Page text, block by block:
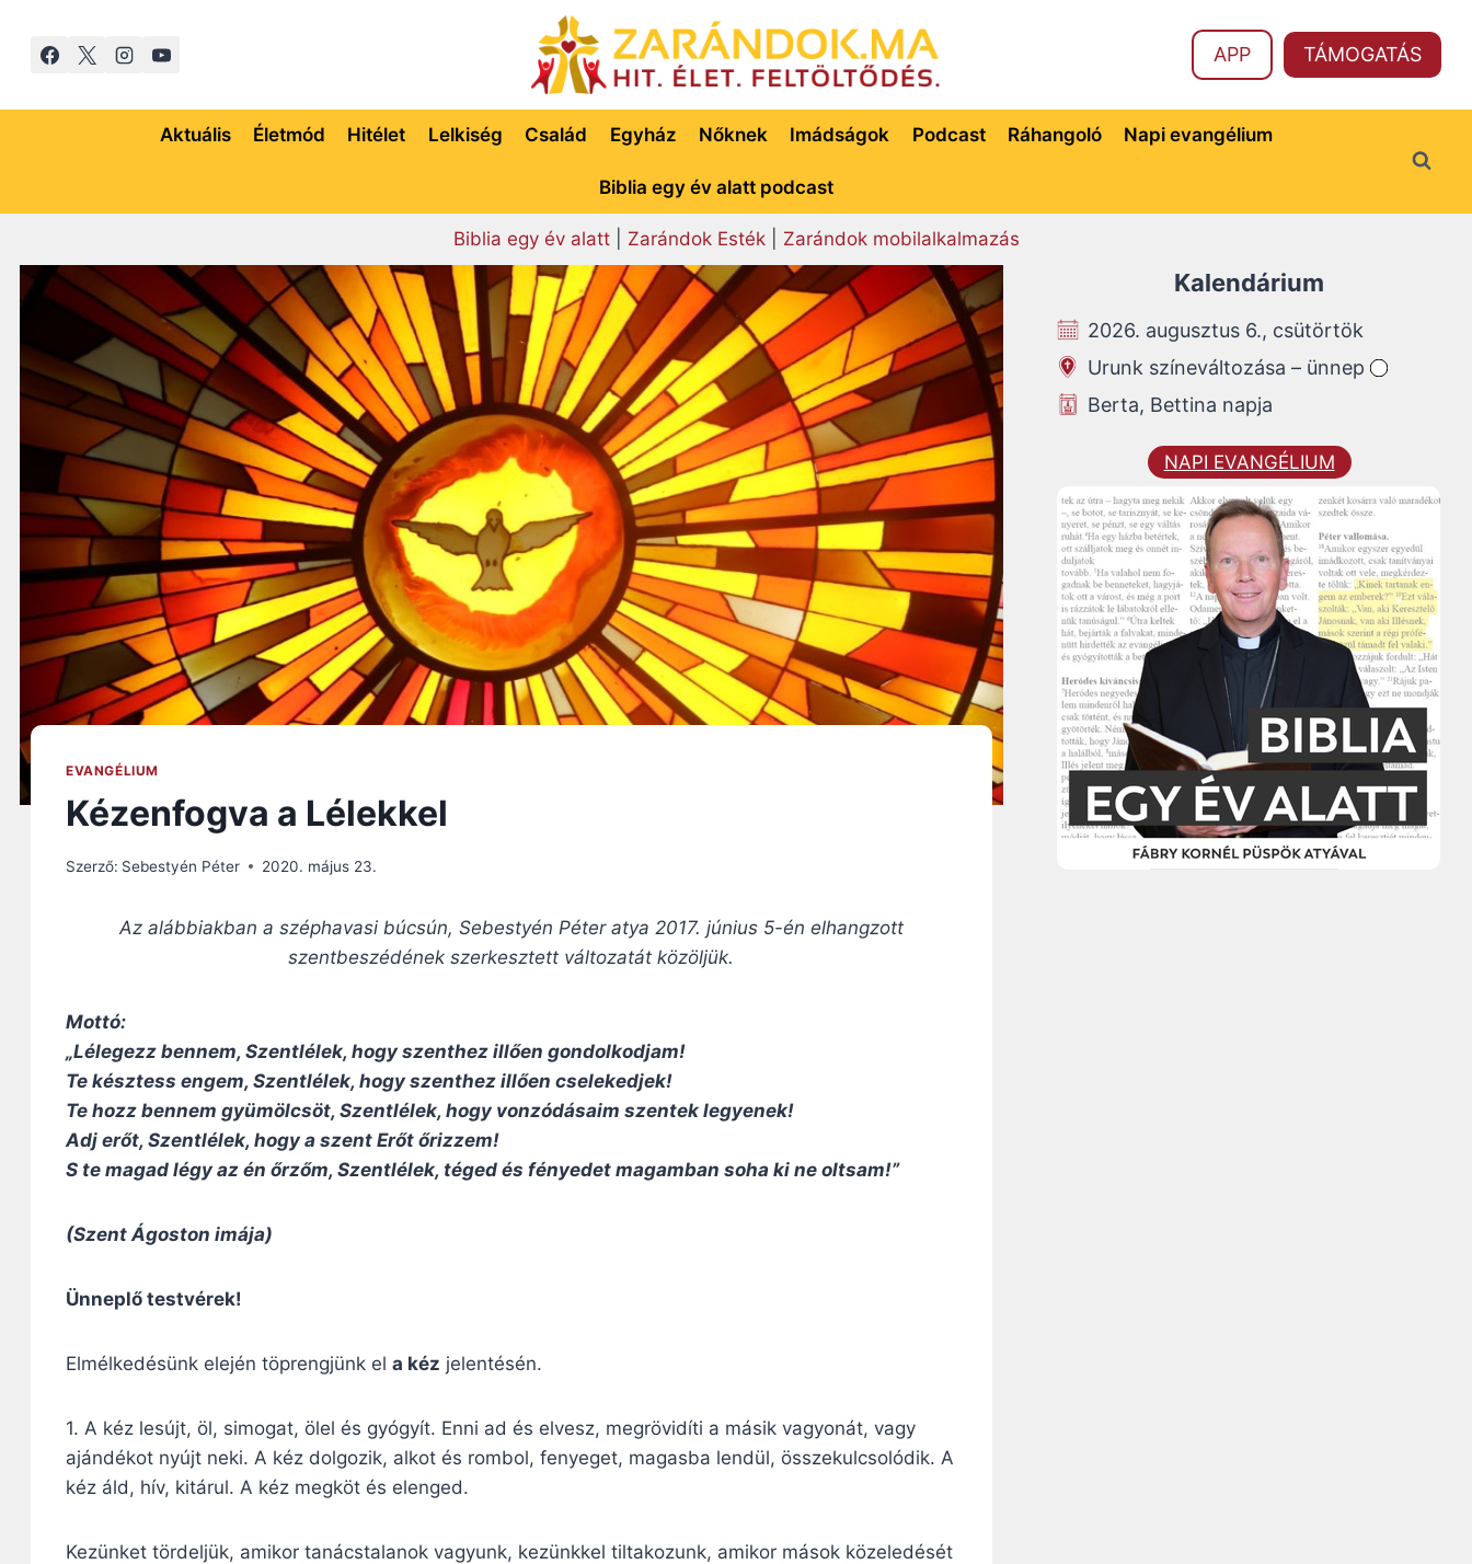
APP TÁMOGATÁS
Aktuális Életmód Hitélet Lelkiség Család Egyház Nőknek Imádságok Podcast Ráhangoló Napi evangélium
Biblia egy év alatt podcast
Biblia egy év alatt| Zarándok Esték| Zarándok mobilalkalmazás
EVANGÉLIUM
Kézenfogva a Lélekkel
Szerző: Sebestyén Péter 2020. május 23.
Az alábbiakban a széphavasi búcsún, Sebestyén Péter atya 2017. június 5-én elhangzott
szentbeszédének szerkesztett változatát közöljük.
Mottó:
„Lélegezz bennem, Szentlélek, hogy szenthez illően gondolkodjam!
Te késztess engem, Szentlélek, hogy szenthez illően cselekedjek!
Te hozz bennem gyümölcsöt, Szentlélek, hogy vonzódásaim szentek legyenek!
Adj erőt, Szentlélek, hogy a szent Erőt őrizzem!
S te magad légy az én őrzőm, Szentlélek, téged és fényedet magamban soha ki ne oltsam!”
(Szent Ágoston imája)
Ünneplő testvérek!
Elmélkedésünk elején töprengjünk el a kéz jelentésén.
1. A kéz lesújt, öl, simogat, ölel és gyógyít. Enni ad és elvesz, megrövidíti a másik vagyonát, vagy
ajándékot nyújt neki. A kéz dolgozik, alkot és rombol, fenyeget, magasba lendül, összekulcsolódik. A
kéz áld, hív, kitárul. A kéz megköt és elenged.
Kezünket tördeljük, amikor tanácstalanok vagyunk, kezünkkel tiltakozunk, amikor mások közeledését
Kalendárium
2026. augusztus 6., csütörtök
Urunk színeváltozása – ünnep
Berta, Bettina napja
NAPI EVANGÉLIUM